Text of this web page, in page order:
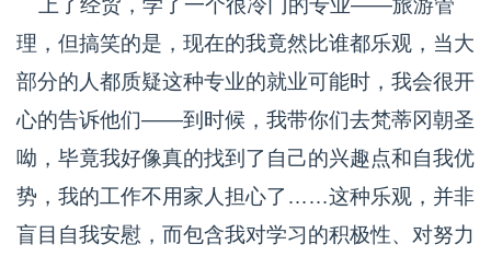
上了经贸，学了一个很冷门的专业——旅游管
理，但搞笑的是，现在的我竟然比谁都乐观，当大
部分的人都质疑这种专业的就业可能时，我会很开
心的告诉他们——到时候，我带你们去梵蒂冈朝圣
呦，毕竟我好像真的找到了自己的兴趣点和自我优
势，我的工作不用家人担心了……这种乐观，并非
盲目自我安慰，而包含我对学习的积极性、对努力